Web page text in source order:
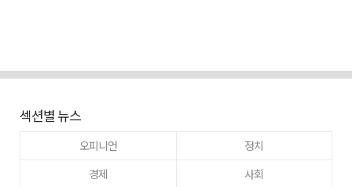
섹션별 뉴스
오피니언
정치
경제
사회